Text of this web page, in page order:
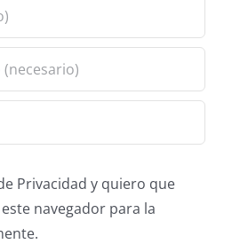
Privacidad y quiero que
navegador para la